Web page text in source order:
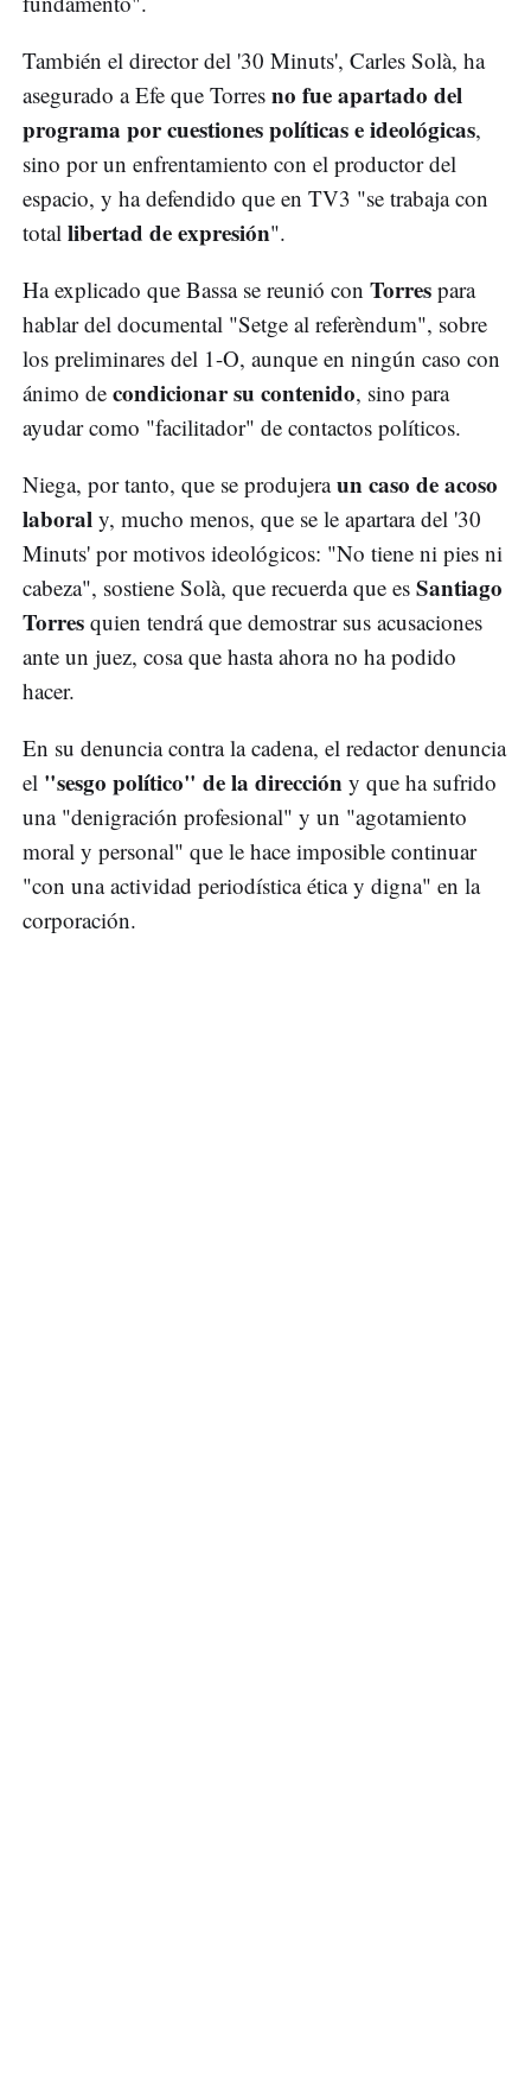
También el director del '30 Minuts', Carles Solà, ha
asegurado a Efe que Torres no fue apartado del
programa por cuestiones políticas e ideológicas,
sino por un enfrentamiento con el productor del
espacio, y ha defendido que en TV3 "se trabaja con
total libertad de expresión".
Ha explicado que Bassa se reunió con Torres para
hablar del documental "Setge al referèndum", sobre
los preliminares del 1-O, aunque en ningún caso con
ánimo de condicionar su contenido, sino para
ayudar como "facilitador" de contactos políticos.
Niega, por tanto, que se produjeraun caso de acoso
laboral y, mucho menos, que se le apartara del '30
Minuts' por motivos ideológicos: "No tiene ni pies ni
cabeza", sostiene Solà, que recuerda que es Santiago
Torres quien tendrá que demostrar sus acusaciones
ante un juez, cosa que hasta ahora no ha podido
hacer.
En su denuncia contra la cadena, el redactor denuncia
el "sesgo político" de la dirección y que ha sufrido
una "denigración profesional" y un "agotamiento
moral y personal" que le hace imposible continuar
"con una actividad periodística ética y digna" en la
corporación.